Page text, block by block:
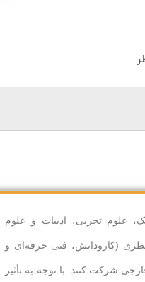
علوم تجربی، ادبیات و علوم
(کارودانش، فنی حرفه‌ای و
شرکت کنند. با توجه به تأثیر